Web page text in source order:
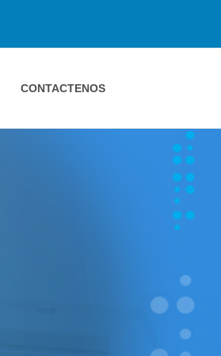
CONTACTENOS